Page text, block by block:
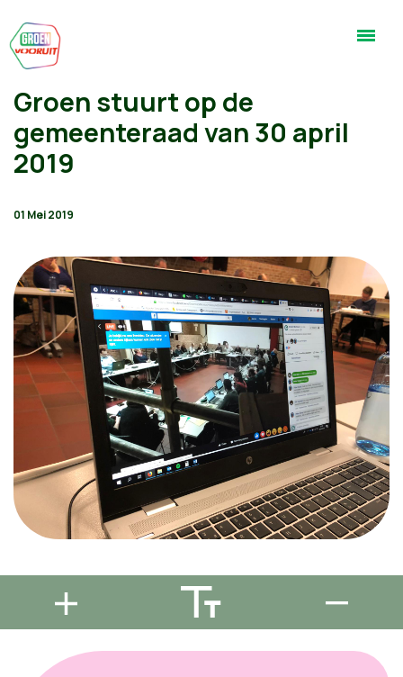
Groen stuurt op de
gemeenteraad van 30 april
2019
01 Mei 2019